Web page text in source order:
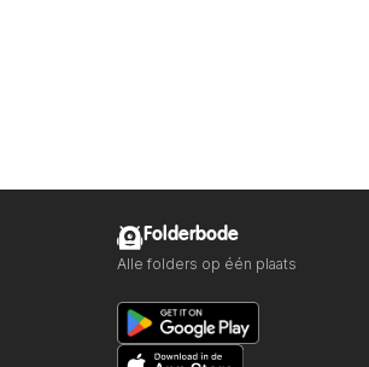
Folderbode
Alle folders op één plaats